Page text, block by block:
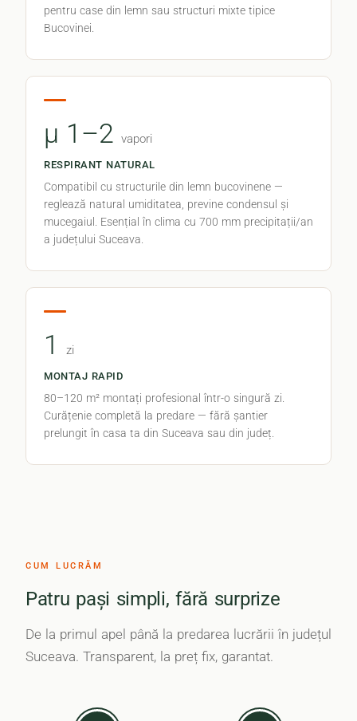
pentru case din lemn sau structuri mixte tipice
Bucovinei.
μ 1–2 vapori
RESPIRANT NATURAL
Compatibil cu structurile din lemn bucovinene —
reglează natural umiditatea, previne condensul și
mucegaiul. Esențial în clima cu 700 mm precipitații/an
a județului Suceava.
1 zi
MONTAJ RAPID
80–120 m² montați profesional într-o singură zi.
Curățenie completă la predare — fără șantier
prelungit în casa ta din Suceava sau din județ.
CUM LUCRĂM
Patru pași simpli, fără surprize
De la primul apel până la predarea lucrării în județul
Suceava. Transparent, la preț fix, garantat.